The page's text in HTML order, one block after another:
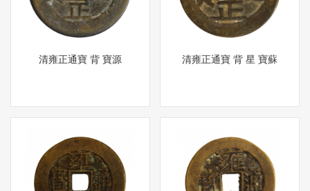
清雍正通寶 背 寶源 清雍正通寶 背 星 寶蘇